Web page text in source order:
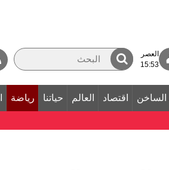
العصر
15:53
الساخن اقتصاد العالم حياتنا رياضة